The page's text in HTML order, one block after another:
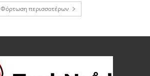
Φόρτωση περισσοτέρων